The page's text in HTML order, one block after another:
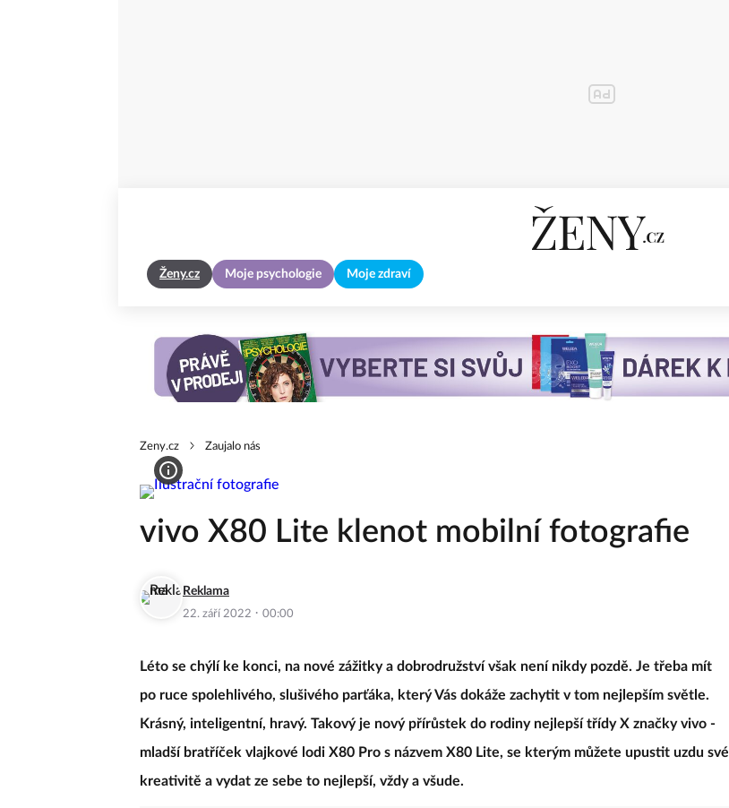
Ženy.cz Moje psychologie Moje zdraví
Zeny.cz Zaujalo nás
vivo X80 Lite klenot mobilní fotografie
Reklama
22. září 2022 · 00:00
Léto se chýlí ke konci, na nové zážitky a dobrodružství však není nikdy pozdě. Je třeba mít
po ruce spolehlivého, slušivého parťáka, který Vás dokáže zachytit v tom nejlepším světle.
Krásný, inteligentní, hravý. Takový je nový přírůstek do rodiny nejlepší třídy X značky vivo -
mladší bratříček vlajkové lodi X80 Pro s názvem X80 Lite, se kterým můžete upustit uzdu své
kreativitě a vydat ze sebe to nejlepší, vždy a všude.